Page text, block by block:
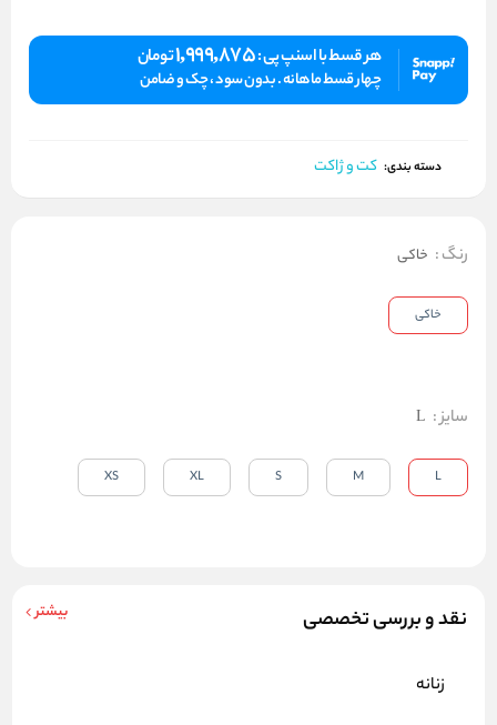
هر قسط با اسنپ پی :1,999,875تومان
چهار قسط ماهانه . بدون سود ، چک و ضامن
دسته بندی: کت و ژاکت
نقد و بررسی تخصصی بیشتر
زنانه
رنگ: خاکی
خاکی
سایز:
L
L
M
S
XL
XS